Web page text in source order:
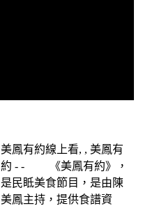
美鳳有約線上看, , 美鳳有
約 - - 《美鳳有約》，
是民眡美食節目，是由陳
美鳳主持，提供食譜資